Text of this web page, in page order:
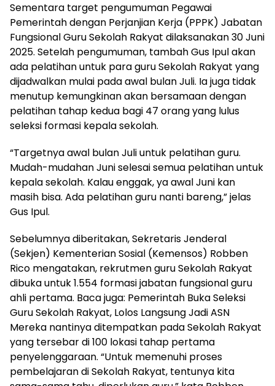
Sementara target pengumuman Pegawai
Pemerintah dengan Perjanjian Kerja (PPPK) Jabatan
Fungsional Guru Sekolah Rakyat dilaksanakan 30 Juni
2025. Setelah pengumuman, tambah Gus Ipul akan
ada pelatihan untuk para guru Sekolah Rakyat yang
dijadwalkan mulai pada awal bulan Juli. Ia juga tidak
menutup kemungkinan akan bersamaan dengan
pelatihan tahap kedua bagi 47 orang yang lulus
seleksi formasi kepala sekolah.
“Targetnya awal bulan Juli untuk pelatihan guru.
Mudah-mudahan Juni selesai semua pelatihan untuk
kepala sekolah. Kalau enggak, ya awal Juni kan
masih bisa. Ada pelatihan guru nanti bareng,” jelas
Gus Ipul.
Sebelumnya diberitakan, Sekretaris Jenderal
(Sekjen) Kementerian Sosial (Kemensos) Robben
Rico mengatakan, rekrutmen guru Sekolah Rakyat
dibuka untuk 1.554 formasi jabatan fungsional guru
ahli pertama. Baca juga: Pemerintah Buka Seleksi
Guru Sekolah Rakyat, Lolos Langsung Jadi ASN
Mereka nantinya ditempatkan pada Sekolah Rakyat
yang tersebar di 100 lokasi tahap pertama
penyelenggaraan. “Untuk memenuhi proses
pembelajaran di Sekolah Rakyat, tentunya kita